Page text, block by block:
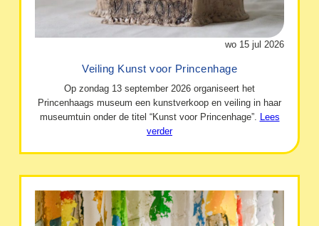
wo 15 jul 2026
Veiling Kunst voor Princenhage
Op zondag 13 september 2026 organiseert het
Princenhaags museum een kunstverkoop en veiling in haar
museumtuin onder de titel “Kunst voor Princenhage”. Lees
verder